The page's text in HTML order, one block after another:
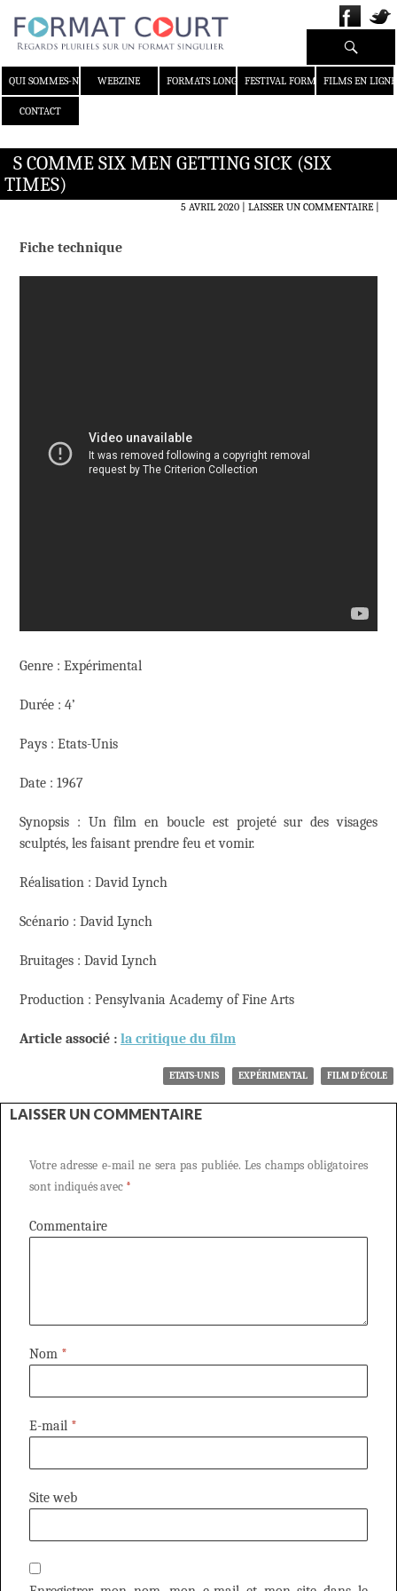
QUI SOMMES-NOUS ?WEBZINE FORMATS LONGS FESTIVAL FORMAT COURT
FILMS EN LIGNE
CONTACT
Recherche
S COMME SIX MEN GETTING SICK (SIX
TIMES)
5 AVRIL 2020 LAISSER UN COMMENTAIRE|
Fiche technique
Genre : Expérimental
Durée : 4’
Pays : Etats-Unis
Date : 1967
Synopsis : Un film en boucle est projeté sur des visages
sculptés, les faisant prendre feu et vomir.
Réalisation : David Lynch
Scénario : David Lynch
Bruitages : David Lynch
Production : Pensylvania Academy of Fine Arts
Article associé : la critique du film
ETATS-UNIS EXPÉRIMENTAL FILM D'ÉCOLE
LAISSER UN COMMENTAIRE
Votre adresse e-mail ne sera pas publiée. Les champs obligatoires
sont indiqués avec *
Commentaire
Nom *
E-mail *
Site web